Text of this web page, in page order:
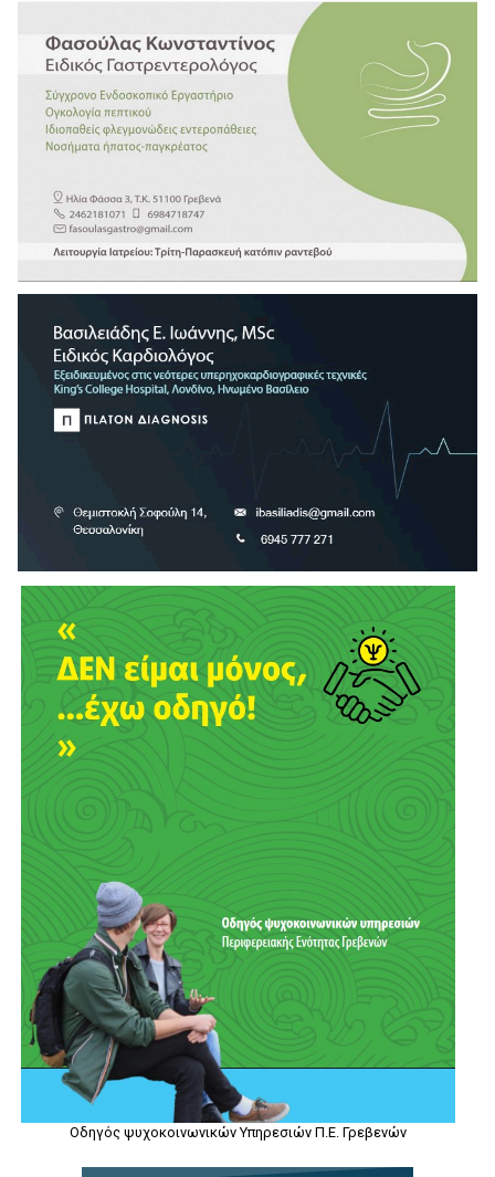
Οδηγός ψυχοκοινωνικών Υπηρεσιών Π.Ε. Γρεβενών